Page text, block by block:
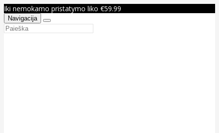
Iki nemokamo pristatymo liko €59.99
Navigacija